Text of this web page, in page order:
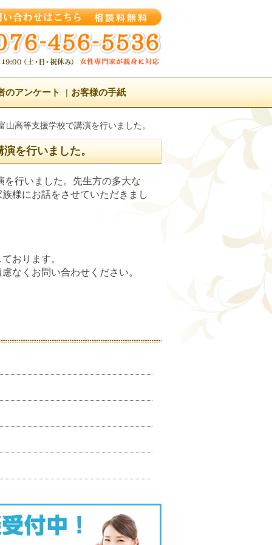
のアンケート お客様の手紙
高等支援学校で講演を行いました。
を行いました。
行いました。先生方の多大な
様にお話をさせていただきまし
おります。
なくお問い合わせください。